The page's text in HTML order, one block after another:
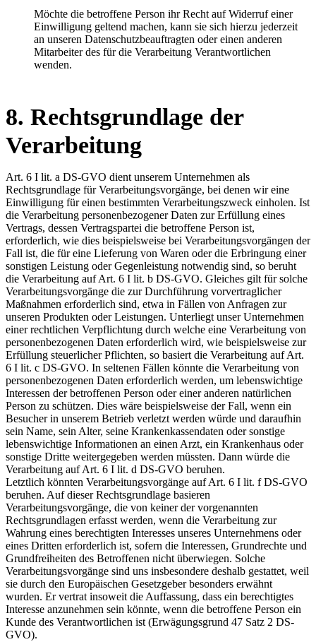
Möchte die betroffene Person ihr Recht auf Widerruf einer
Einwilligung geltend machen, kann sie sich hierzu jederzeit
an unseren Datenschutzbeauftragten oder einen anderen
Mitarbeiter des für die Verarbeitung Verantwortlichen
wenden.
8. Rechtsgrundlage der
Verarbeitung
Art. 6 I lit. a DS-GVO dient unserem Unternehmen als
Rechtsgrundlage für Verarbeitungsvorgänge, bei denen wir eine
Einwilligung für einen bestimmten Verarbeitungszweck einholen. Ist
die Verarbeitung personenbezogener Daten zur Erfüllung eines
Vertrags, dessen Vertragspartei die betroffene Person ist,
erforderlich, wie dies beispielsweise bei Verarbeitungsvorgängen der
Fall ist, die für eine Lieferung von Waren oder die Erbringung einer
sonstigen Leistung oder Gegenleistung notwendig sind, so beruht
die Verarbeitung auf Art. 6 I lit. b DS-GVO. Gleiches gilt für solche
Verarbeitungsvorgänge die zur Durchführung vorvertraglicher
Maßnahmen erforderlich sind, etwa in Fällen von Anfragen zur
unseren Produkten oder Leistungen. Unterliegt unser Unternehmen
einer rechtlichen Verpflichtung durch welche eine Verarbeitung von
personenbezogenen Daten erforderlich wird, wie beispielsweise zur
Erfüllung steuerlicher Pflichten, so basiert die Verarbeitung auf Art.
6 I lit. c DS-GVO. In seltenen Fällen könnte die Verarbeitung von
personenbezogenen Daten erforderlich werden, um lebenswichtige
Interessen der betroffenen Person oder einer anderen natürlichen
Person zu schützen. Dies wäre beispielsweise der Fall, wenn ein
Besucher in unserem Betrieb verletzt werden würde und daraufhin
sein Name, sein Alter, seine Krankenkassendaten oder sonstige
lebenswichtige Informationen an einen Arzt, ein Krankenhaus oder
sonstige Dritte weitergegeben werden müssten. Dann würde die
Verarbeitung auf Art. 6 I lit. d DS-GVO beruhen.
Letztlich könnten Verarbeitungsvorgänge auf Art. 6 I lit. f DS-GVO
beruhen. Auf dieser Rechtsgrundlage basieren
Verarbeitungsvorgänge, die von keiner der vorgenannten
Rechtsgrundlagen erfasst werden, wenn die Verarbeitung zur
Wahrung eines berechtigten Interesses unseres Unternehmens oder
eines Dritten erforderlich ist, sofern die Interessen, Grundrechte und
Grundfreiheiten des Betroffenen nicht überwiegen. Solche
Verarbeitungsvorgänge sind uns insbesondere deshalb gestattet, weil
sie durch den Europäischen Gesetzgeber besonders erwähnt
wurden. Er vertrat insoweit die Auffassung, dass ein berechtigtes
Interesse anzunehmen sein könnte, wenn die betroffene Person ein
Kunde des Verantwortlichen ist (Erwägungsgrund 47 Satz 2 DS-
GVO).